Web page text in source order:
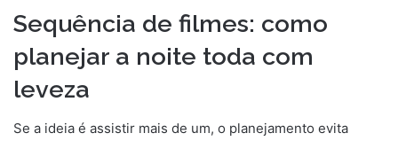
Sequência de filmes: como
planejar a noite toda com
leveza
Se a ideia é assistir mais de um, o planejamento evita